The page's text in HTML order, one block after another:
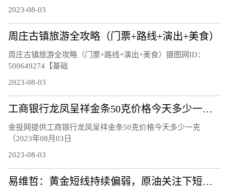
2023-08-03
周庄古镇旅游全攻略（门票+路线+演出+美食）
周庄古镇旅游全攻略（门票+路线+演出+美食）摄图网ID：
500649274【基础
2023-08-03
工商银行龙凤呈祥金条50克价格今天多少一克（2023年08月03日）
金投网提供工商银行龙凤呈祥金条50克价格今天多少一克
（2023年08月03日
2023-08-03
易维哲：黄金短线持续偏弱，原油关注下短线调整